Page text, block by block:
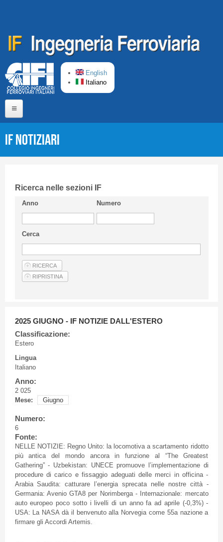
English
Italiano
CIFI in breve
Linee Guida
Privacy Policy
Articoli
IF Notiziari
Ricerca nelle sezioni IF
Anno Numero
Cerca
2025 GIUGNO - IF NOTIZIE DALL'ESTERO
Classificazione:
Estero
Lingua
Italiano
Anno:
2 025
Mese:
Giugno
Numero:
6
Fonte:
NELLE NOTIZIE: Regno Unito: la locomotiva a scartamento ridotto
più antica del mondo ancora in funzione al “The Greatest
Gathering” - Uzbekistan: UNECE promuove l’implementazione di
procedure di carico e fissaggio adeguati delle merci in officina -
Arabia Saudita: catturare l’energia sprecata nelle nostre città -
Germania: Avenio GTA8 per Norimberga - Internazionale: mercato
auto europeo poco sotto i livelli di un anno fa ad aprile (-0,3%) -
USA: La NASA dà il benvenuto alla Norvegia come 55a nazione a
firmare gli Accordi Artemis.